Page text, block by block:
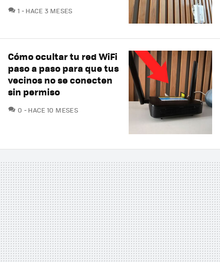
1 COMENTARIOS
HACE 3 MESES
Cómo ocultar tu red WiFi
paso a paso para que tus
vecinos no se conecten
sin permiso
0 COMENTARIOS
HACE 10 MESES